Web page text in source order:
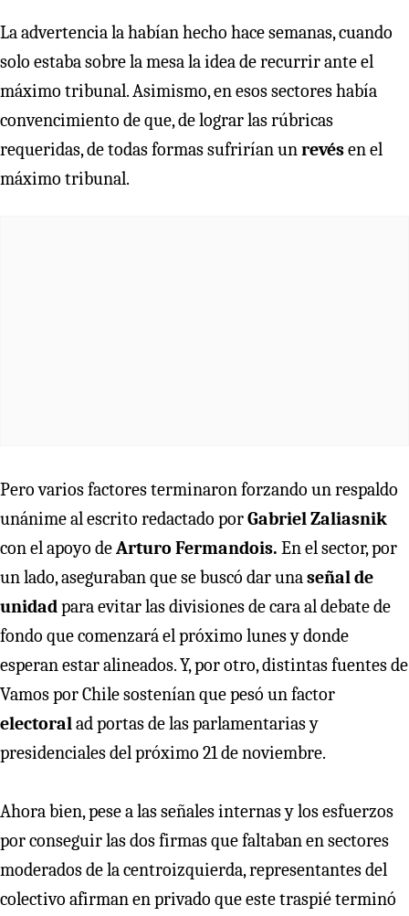
La advertencia la habían hecho hace semanas, cuando
solo estaba sobre la mesa la idea de recurrir ante el
máximo tribunal. Asimismo, en esos sectores había
convencimiento de que, de lograr las rúbricas
requeridas, de todas formas sufrirían unrevésen el
máximo tribunal.
Pero varios factores terminaron forzando un respaldo
unánime al escrito redactado porGabriel Zaliasnik
con el apoyo deArturo Fermandois. En el sector, por
un lado, aseguraban que se buscó dar unaseñal de
unidadpara evitar las divisiones de cara al debate de
fondo que comenzará el próximo lunes y donde
esperan estar alineados. Y, por otro, distintas fuentes de
Vamos por Chile sostenían que pesó un factor
electoralad portas de las parlamentarias y
presidenciales del próximo 21 de noviembre.
Ahora bien, pese a las señales internas y los esfuerzos
por conseguir las dos firmas que faltaban en sectores
moderados de la centroizquierda, representantes del
colectivo afirman en privado que este traspié terminó